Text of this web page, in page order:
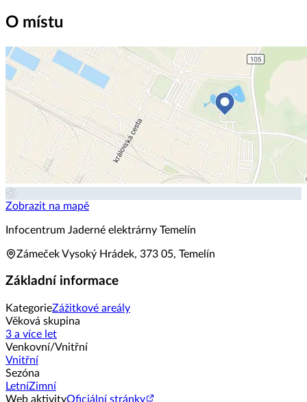
O místu
Zobrazit na mapě
Infocentrum Jaderné elektrárny Temelín
Zámeček Vysoký Hrádek, 373 05, Temelín
Základní informace
KategorieZážitkové areály
Věková skupina
3 a více let
Venkovní/Vnitřní
Vnitřní
Sezóna
LetníZimní
Web aktivityOficiální stránky